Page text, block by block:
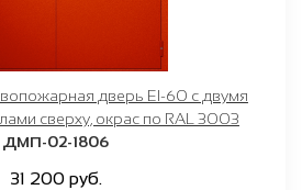
дверь EI-60 с двумя
сверху, окрас по RAL 3003
ДМП-02-1806
31 200 руб.